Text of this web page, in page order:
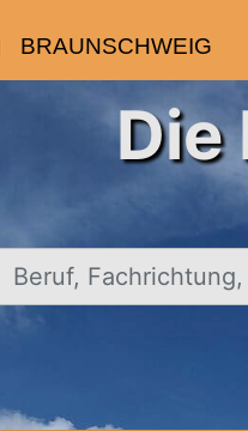
BRAUNSCHWEIG
Die
Beruf, Fachrichtung, Firma